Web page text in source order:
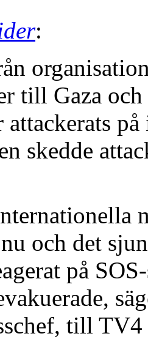
:
till Gaza
attackerats
skedde
och det
på
till TV4